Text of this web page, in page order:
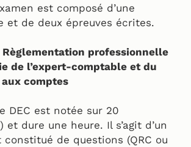
est composé d’une
et de deux épreuves écrites.
Règlementation professionnelle
de l’expert-comptable et du
comptes
DEC est notée sur 20
et dure une heure. Il s’agit d’un
de questions (QRC ou